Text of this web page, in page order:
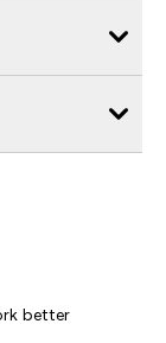
better